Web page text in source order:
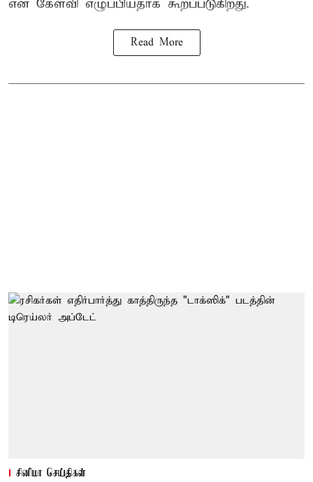
என கேள்வி எழுப்பியதாக கூறப்படுகிறது.
Read More
சினிமா செய்திகள்